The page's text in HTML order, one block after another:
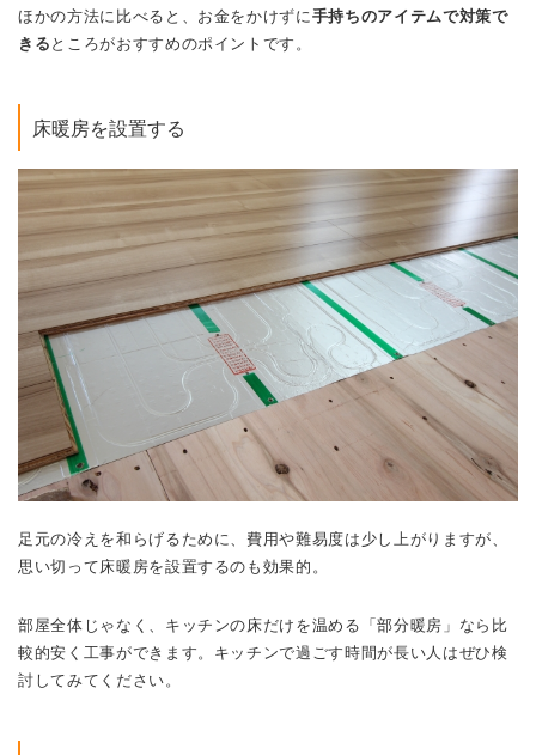
ほかの方法に比べると、お金をかけずに手持ちのアイテムで対策で
きる ところがおすすめのポイントです。
床暖房を設置する
足元の冷えを和らげるために、費用や難易度は少し上がりますが、
思い切って床暖房を設置するのも効果的。
部屋全体じゃなく、キッチンの床だけを温める「部分暖房」なら比
較的安く工事ができます。キッチンで過ごす時間が長い人はぜひ検
討してみてください。